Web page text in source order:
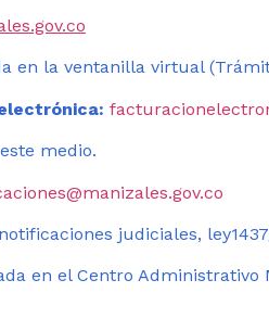
la ventanilla virtual
medio.
judiciales, ley1437/
en el Centro Administrativo